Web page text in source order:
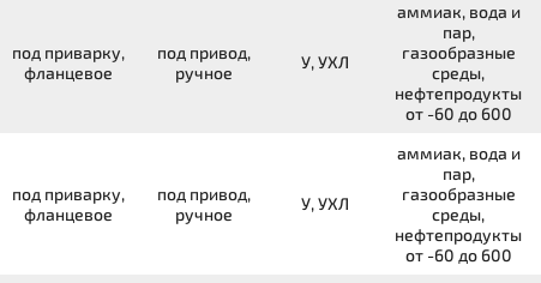
под приварку,
фланцевое
под привод,
ручное
У, УХЛ
аммиак, вода и
пар,
газообразные
среды,
нефтепродукты
от -60 до 600
под приварку,
фланцевое
под привод,
ручное
У, УХЛ
аммиак, вода и
пар,
газообразные
среды,
нефтепродукты
от -60 до 600